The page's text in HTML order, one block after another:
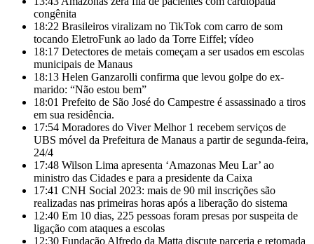
congênita
18:22 Brasileiros viralizam no TikTok com carro de som
tocando EletroFunk ao lado da Torre Eiffel; vídeo
18:17 Detectores de metais começam a ser usados em escolas
municipais de Manaus
18:13 Helen Ganzarolli confirma que levou golpe do ex-
marido: “Não estou bem”
18:01 Prefeito de São José do Campestre é assassinado a tiros
em sua residência.
17:54 Moradores do Viver Melhor 1 recebem serviços de
UBS móvel da Prefeitura de Manaus a partir de segunda-feira,
24/4
17:48 Wilson Lima apresenta ‘Amazonas Meu Lar’ ao
ministro das Cidades e para a presidente da Caixa
17:41 CNH Social 2023: mais de 90 mil inscrições são
realizadas nas primeiras horas após a liberação do sistema
12:40 Em 10 dias, 225 pessoas foram presas por suspeita de
ligação com ataques a escolas
12:30 Fundação Alfredo da Matta discute parceria e retomada